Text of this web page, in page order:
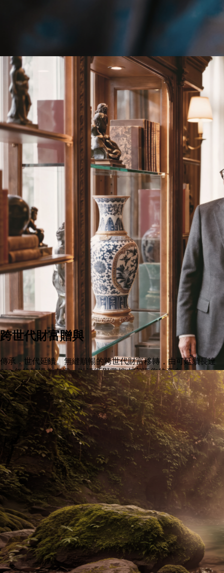
為延續而生的現金流
嚴謹有序的現金流，以確定性支持您的生活樣貌；經完善規劃的
支付可長達 100 年，惠及您和您的子孫後代，讓您的生活延續到
您的生命之外。
跨世代財富贈與
傳承，世代延續。無縫順暢的跨世代財富移轉，由可延續長達
300 年的架構為支撐，以清晰與掌控力守護您的意向。
最早於保單第 7 年末即享有 100% 本金保證，使您的傳承縱然代
代相傳，仍能確切無虞。